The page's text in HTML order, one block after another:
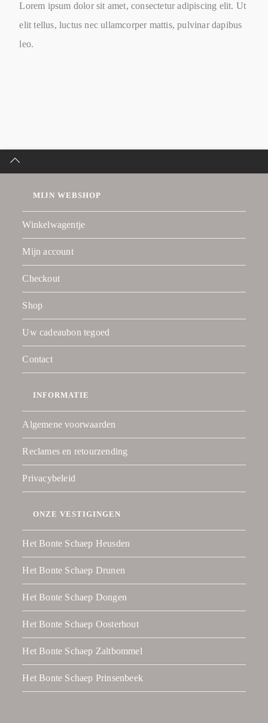
Lorem ipsum dolor sit amet, consectetur adipiscing elit. Ut
elit tellus, luctus nec ullamcorper mattis, pulvinar dapibus
leo.
MIJN WEBSHOP
Winkelwagentje
Mijn account
Checkout
Shop
Uw cadeaubon tegoed
Contact
INFORMATIE
Algemene voorwaarden
Reclames en retourzending
Privacybeleid
ONZE VESTIGINGEN
Het Bonte Schaep Heusden
Het Bonte Schaep Drunen
Het Bonte Schaep Dongen
Het Bonte Schaep Oosterhout
Het Bonte Schaep Zaltbommel
Het Bonte Schaep Prinsenbeek